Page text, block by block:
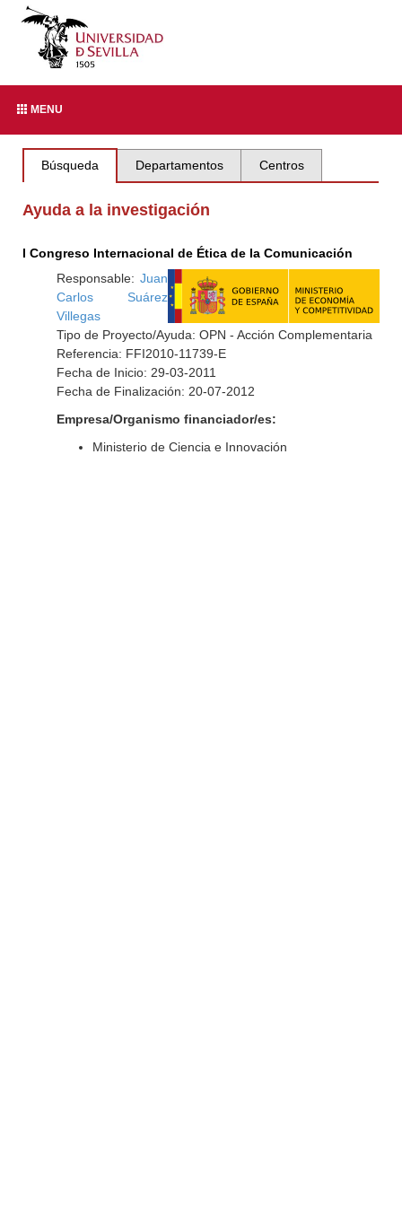
MENU
Búsqueda Departamentos Centros
Ayuda a la investigación
I Congreso Internacional de Ética de la Comunicación
Responsable: Juan
Carlos Suárez
Villegas
Tipo de Proyecto/Ayuda: OPN - Acción Complementaria
Referencia: FFI2010-11739-E
Fecha de Inicio: 29-03-2011
Fecha de Finalización: 20-07-2012
Empresa/Organismo financiador/es:
Ministerio de Ciencia e Innovación